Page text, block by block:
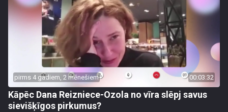
pirms 4 gadiem, 2 mēnešiem 00:03:32
Kāpēc Dana Reizniece-Ozola no vīra slēpj savus
sievišķīgos pirkumus?